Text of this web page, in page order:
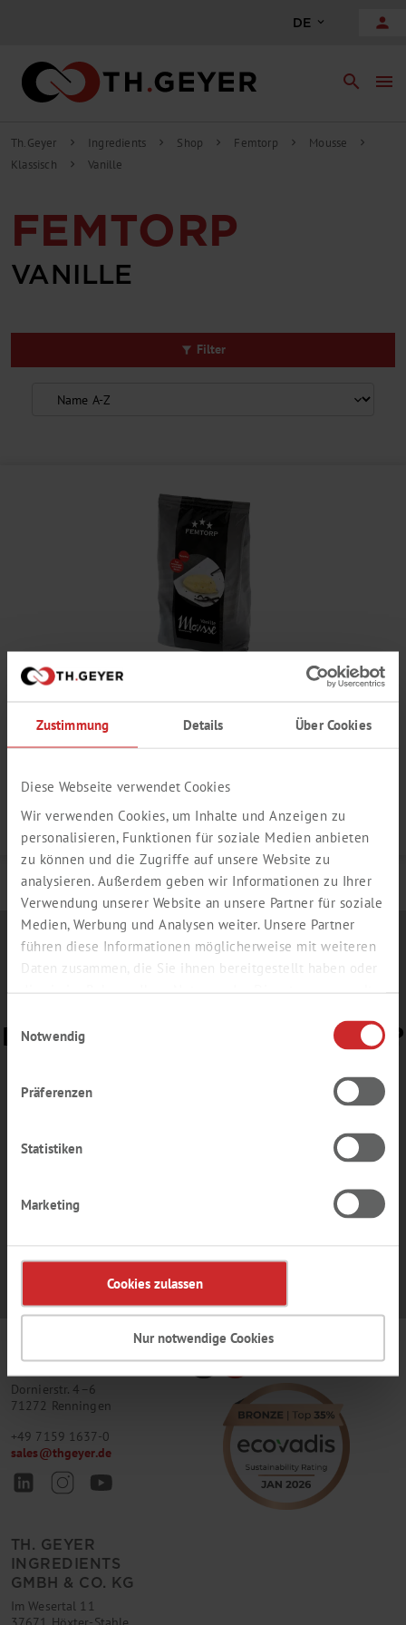
Zustimmung Details Über Cookies
Diese Webseite verwendet Cookies
Wir verwenden Cookies, um Inhalte und Anzeigen zu
personalisieren, Funktionen für soziale Medien anbieten
zu können und die Zugriffe auf unsere Website zu
analysieren. Außerdem geben wir Informationen zu Ihrer
Verwendung unserer Website an unsere Partner für soziale
Medien, Werbung und Analysen weiter. Unsere Partner
führen diese Informationen möglicherweise mit weiteren
Daten zusammen, die Sie ihnen bereitgestellt haben oder
die sie im Rahmen Ihrer Nutzung der Dienste gesammelt
Notwendig
Präferenzen
Statistiken
Marketing
Cookies zulassen
Nur notwendige Cookies
DE person
search menu
Th.Geyer chevron_right Ingredients chevron_right Shop chevron_right Femtorp chevron_right Mousse chevron_right
Klassisch chevron_right Vanille
FEMTORP
VANILLE
filter_alt Filter
MOUSSE VANILLE
Produktnummer:
BEREIT FÜR UNSERE E-NEWS ?
Aktionsangeboten oder Einladungen zu
GMBH & CO. KG
Dornierstr. 4–6
71272 Renningen
+49 7159 1637-0
sales@thgeyer.de
TH. GEYER
INGREDIENTS
GMBH & CO. KG
Im Wesertal 11